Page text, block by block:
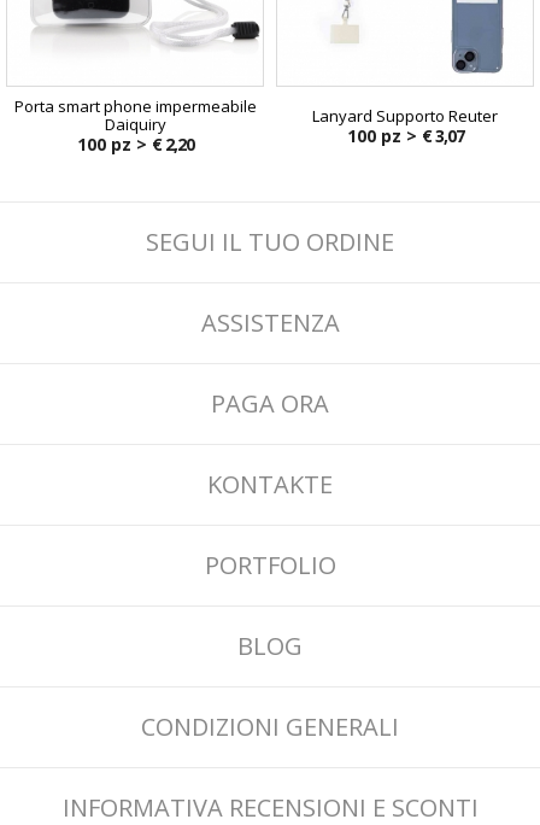
Porta smart phone impermeabile
Daiquiry
100 pz > € 2,20
Lanyard Supporto Reuter
100 pz > € 3,07
SEGUI IL TUO ORDINE
ASSISTENZA
PAGA ORA
KONTAKTE
PORTFOLIO
BLOG
CONDIZIONI GENERALI
INFORMATIVA RECENSIONI E SCONTI